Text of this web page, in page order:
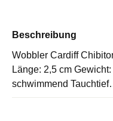
Beschreibung
Wobbler Cardiff
Länge: 2,5 cm
schwimmend